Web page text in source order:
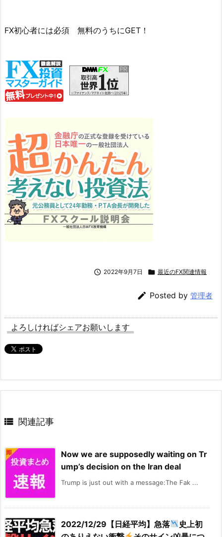
FX初心者には必須 無料のうちにGET！
 2022年9月7日  最近のFX関連情報
 Posted by 管理者
よろしければシェアお願いします
 関連記事
Now we are supposedly waiting on Tr
ump’s decision on the Iran deal
Trump is just out with a message:The Fak ...
2022/12/29【日経平均】急落
史上初